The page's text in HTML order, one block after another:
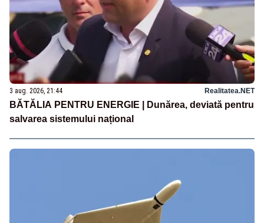
3 aug. 2026, 21:44 Realitatea.NET
BĂTĂLIA PENTRU ENERGIE | Dunărea, deviată pentru
salvarea sistemului național